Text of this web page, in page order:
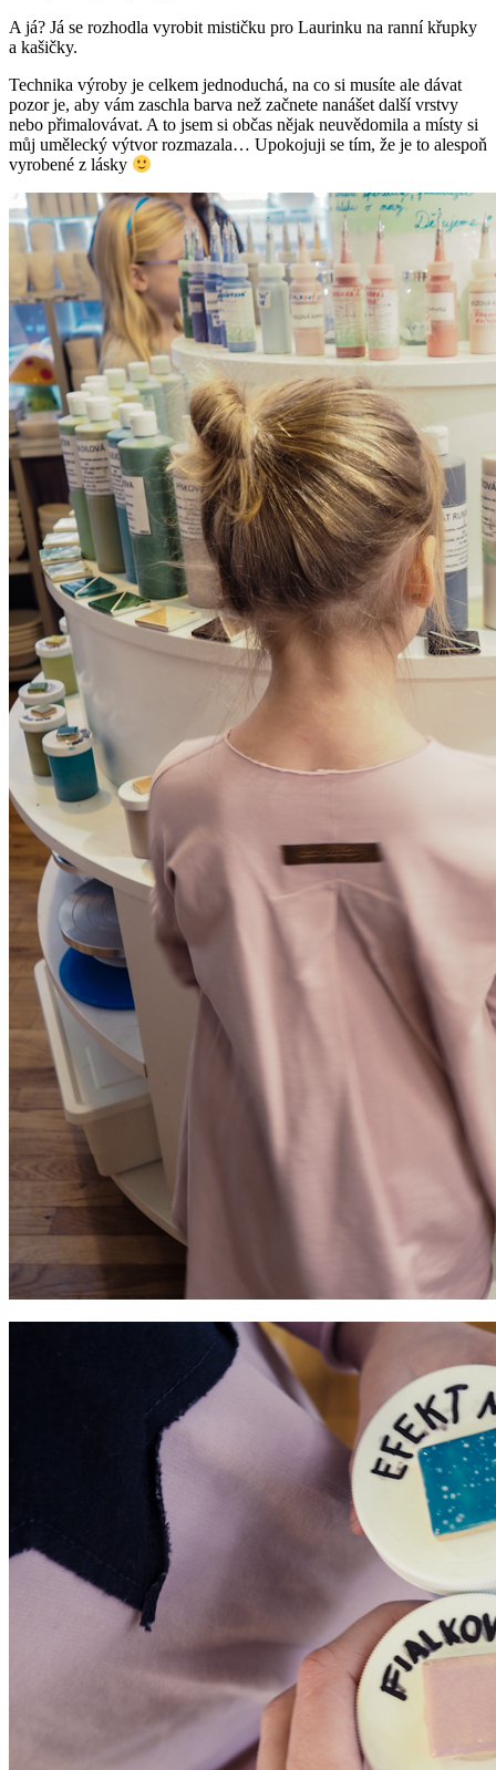
A já? Já se rozhodla vyrobit mističku pro Laurinku na ranní křupky
a kašičky.
Technika výroby je celkem jednoduchá, na co si musíte ale dávat
pozor je, aby vám zaschla barva než začnete nanášet další vrstvy
nebo přimalovávat. A to jsem si občas nějak neuvědomila a místy si
můj umělecký výtvor rozmazala… Upokojuji se tím, že je to alespoň
vyrobené z lásky